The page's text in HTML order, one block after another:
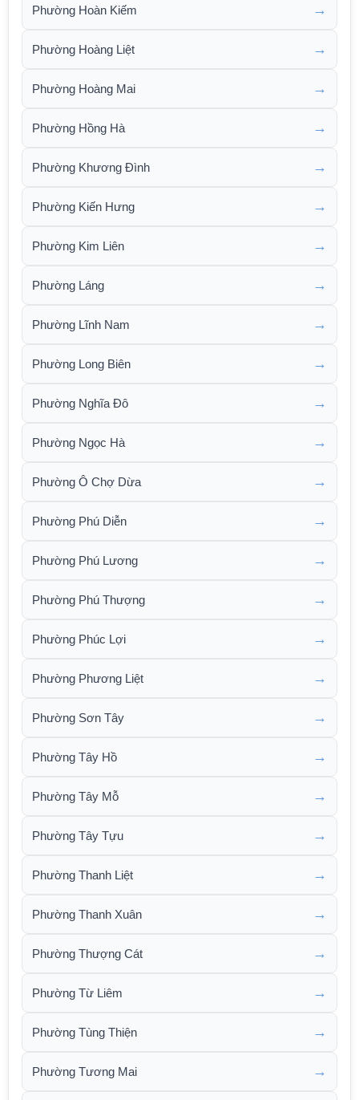
Phường Hoàn Kiếm →
Phường Hoàng Liệt →
Phường Hoàng Mai →
Phường Hồng Hà →
Phường Khương Đình →
Phường Kiến Hưng →
Phường Kim Liên →
Phường Láng →
Phường Lĩnh Nam →
Phường Long Biên →
Phường Nghĩa Đô →
Phường Ngọc Hà →
Phường Ô Chợ Dừa →
Phường Phú Diễn →
Phường Phú Lương →
Phường Phú Thượng →
Phường Phúc Lợi →
Phường Phương Liệt →
Phường Sơn Tây →
Phường Tây Hồ →
Phường Tây Mỗ →
Phường Tây Tựu →
Phường Thanh Liệt →
Phường Thanh Xuân →
Phường Thượng Cát →
Phường Từ Liêm →
Phường Tùng Thiện →
Phường Tương Mai →